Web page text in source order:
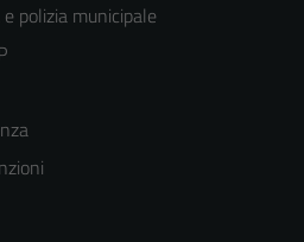
polizia municipale